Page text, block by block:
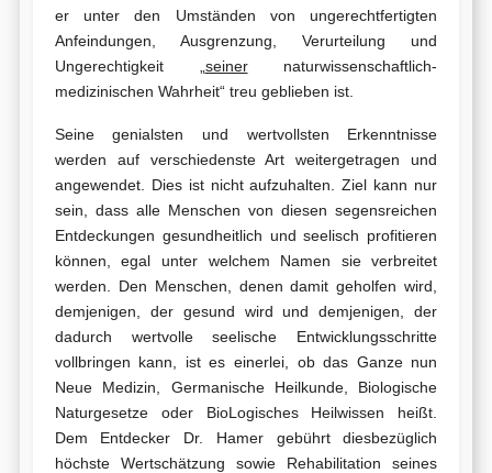
er unter den Umständen von ungerechtfertigten
Anfeindungen, Ausgrenzung, Verurteilung und
Ungerechtigkeit „ seinernaturwissenschaftlich-
medizinischen Wahrheit“ treu geblieben ist.
Seine genialsten und wertvollsten Erkenntnisse
werden auf verschiedenste Art weitergetragen und
angewendet. Dies ist nicht aufzuhalten. Ziel kann nur
sein, dass alle Menschen von diesen segensreichen
Entdeckungen gesundheitlich und seelisch profitieren
können, egal unter welchem Namen sie verbreitet
werden. Den Menschen, denen damit geholfen wird,
demjenigen, der gesund wird und demjenigen, der
dadurch wertvolle seelische Entwicklungsschritte
vollbringen kann, ist es einerlei, ob das Ganze nun
Neue Medizin, Germanische Heilkunde, Biologische
Naturgesetze oder BioLogisches Heilwissen heißt.
Dem Entdecker Dr. Hamer gebührt diesbezüglich
höchste Wertschätzung sowie Rehabilitation seines